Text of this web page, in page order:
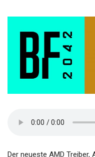
Der neueste AMD Treiber,